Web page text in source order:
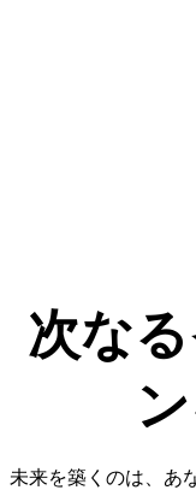
次な
未来を築くのは、あ